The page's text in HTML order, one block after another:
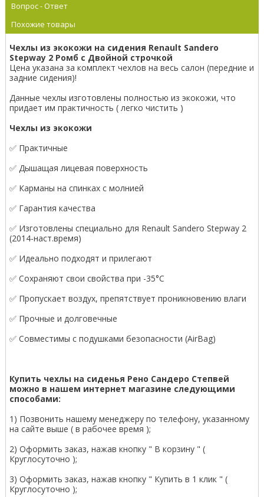
Вопрос - Ответ
Похожие товары
Чехлы из экокожи на сидения Renault Sandero
Stepway 2 Ромб с Двойной строчкой
Цена указана за комплект чехлов на весь салон (передние и
задние сидения)!
Данные чехлы изготовлены полностью из экокожи, что
придает им практичность ( легко чистить )
Чехлы из экокожи
✅ Практичные
✅ Дышащая лицевая поверхность
✅ Карманы на спинках с молнией
✅ Гарантия качества
✅ Изготовлены специально для Renault Sandero Stepway 2
(2014-наст.время)
✅ Идеально подходят и прилегают
✅ Сохраняют свои свойства при -35°С
✅ Пропускает воздух, препятствует проникновению влаги
✅ Прочные и долговечные
✅ Совместимы с подушками безопасности (AirBag)
Купить чехлы на сиденья Рено Сандеро Степвей
можно в нашем интернет магазине следующими
способами:
1) Позвонить нашему менеджеру по телефону, указанному
на сайте выше ( в рабочее время );
2) Оформить заказ, нажав кнопку " В корзину " (
Круглосуточно );
3) Оформить заказ, нажав кнопку " Купить в 1 клик " (
Круглосуточно );